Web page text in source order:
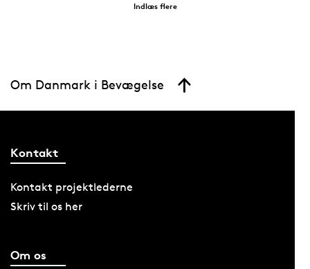
Indlæs flere
Om Danmark i Bevægelse
Kontakt
Kontakt projektlederne
Skriv til os her
Om os